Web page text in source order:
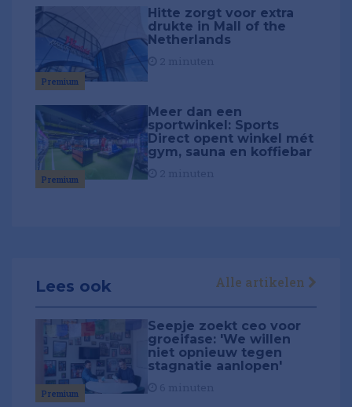
Premium
Hitte zorgt voor extra
drukte in Mall of the
Netherlands
Premium
Meer dan een
sportwinkel: Sports
Direct opent winkel mét
gym, sauna en koffiebar
Lees ook Alle artikelen
Premium
Seepje zoekt ceo voor
groeifase: 'We willen
niet opnieuw tegen
stagnatie aanlopen'